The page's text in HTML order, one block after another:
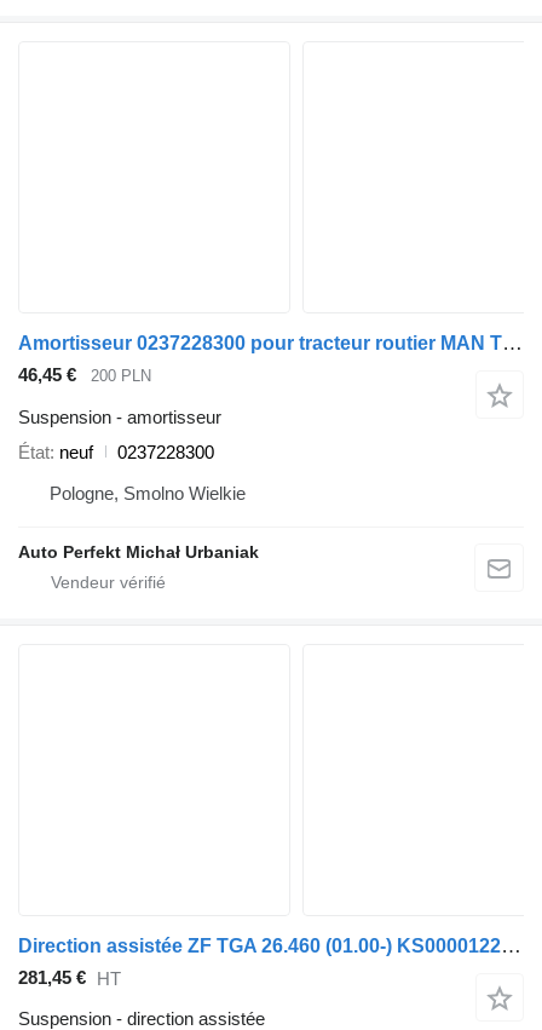
Amortisseur 0237228300 pour tracteur routier MAN TGA, TGX, TGS
46,45 € 200 PLN
Suspension - amortisseur
État neuf
0237228300
Pologne, Smolno Wielkie
Auto Perfekt Michał Urbaniak
Direction assistée ZF TGA 26.460 (01.00-) KS00001227 pour tracteur routier MAN 4-series, TGA (1993-2009)
281,45 € HT
Suspension - direction assistée